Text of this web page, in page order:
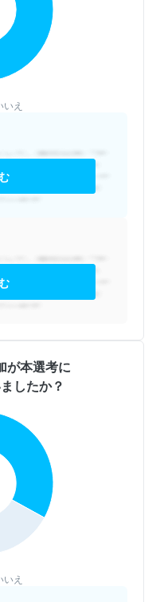
いえ
が本選考に
したか？
いえ